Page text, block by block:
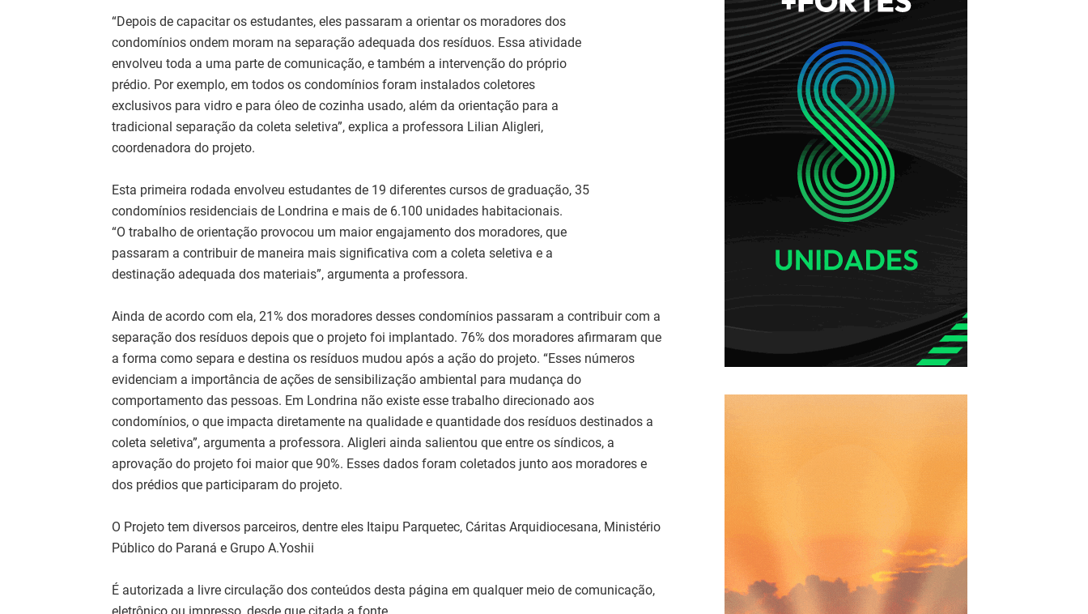
“Depois de capacitar os estudantes, eles passaram a orientar os moradores dos
condomínios ondem moram na separação adequada dos resíduos. Essa atividade
envolveu toda a uma parte de comunicação, e também a intervenção do próprio
prédio. Por exemplo, em todos os condomínios foram instalados coletores
exclusivos para vidro e para óleo de cozinha usado, além da orientação para a
tradicional separação da coleta seletiva”, explica a professora Lilian Aligleri,
coordenadora do projeto.
Esta primeira rodada envolveu estudantes de 19 diferentes cursos de graduação, 35
condomínios residenciais de Londrina e mais de 6.100 unidades habitacionais.
“O trabalho de orientação provocou um maior engajamento dos moradores, que
passaram a contribuir de maneira mais significativa com a coleta seletiva e a
destinação adequada dos materiais”, argumenta a professora.
Ainda de acordo com ela, 21% dos moradores desses condomínios passaram a contribuir com a
separação dos resíduos depois que o projeto foi implantado. 76% dos moradores afirmaram que
a forma como separa e destina os resíduos mudou após a ação do projeto. “Esses números
evidenciam a importância de ações de sensibilização ambiental para mudança do
comportamento das pessoas. Em Londrina não existe esse trabalho direcionado aos
condomínios, o que impacta diretamente na qualidade e quantidade dos resíduos destinados a
coleta seletiva”, argumenta a professora. Aligleri ainda salientou que entre os síndicos, a
aprovação do projeto foi maior que 90%. Esses dados foram coletados junto aos moradores e
dos prédios que participaram do projeto.
O Projeto tem diversos parceiros, dentre eles Itaipu Parquetec, Cáritas Arquidiocesana, Ministério
Público do Paraná e Grupo A.Yoshii
É autorizada a livre circulação dos conteúdos desta página em qualquer meio de comunicação,